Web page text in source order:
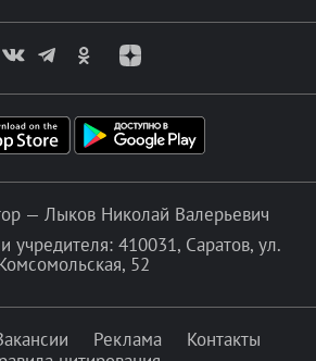
— Лыков Николай Валерьевич
учредителя: 410031, Саратов, ул.
52
Реклама
Контакты